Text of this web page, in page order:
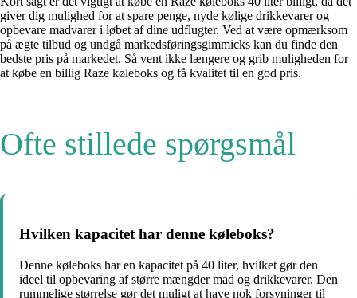
giver dig mulighed for at spare penge, nyde kølige drikkevarer og
opbevare madvarer i løbet af dine udflugter. Ved at være opmærksom
på ægte tilbud og undgå markedsføringsgimmicks kan du finde den
bedste pris på markedet. Så vent ikke længere og grib muligheden for
at købe en billig Raze køleboks og få kvalitet til en god pris.
Ofte stillede spørgsmål
Hvilken kapacitet har denne køleboks?
Denne køleboks har en kapacitet på 40 liter, hvilket gør den
ideel til opbevaring af større mængder mad og drikkevarer. Den
rummelige størrelse gør det muligt at have nok forsyninger til